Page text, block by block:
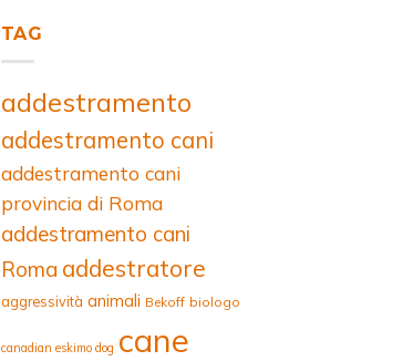
TAG
addestramento
addestramento cani
addestramento cani
provincia di Roma
addestramento cani
Roma addestratore
aggressività animali Bekoff biologo
canadian eskimo dog cane